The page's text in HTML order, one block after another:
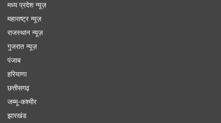
मध्य प्रदेश न्यूज़
महाराष्ट्र न्यूज़
राजस्थान न्यूज़
गुजरात न्यूज़
पंजाब
हरियाणा
छत्तीसगढ़
जम्मू-कश्मीर
झारखंड